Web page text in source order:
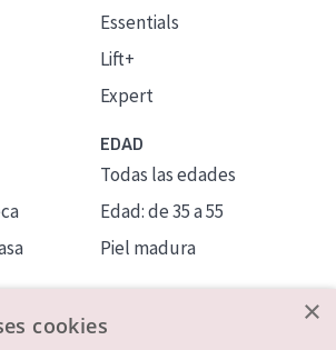
Essentials
Lift+
Expert
EDAD
Todas las edades
Edad: de 35 a 55
Piel madura
×
cookies